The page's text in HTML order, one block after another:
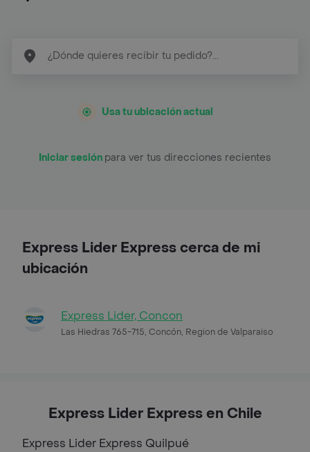
Usa tu ubicación actual
Iniciar sesión para ver tus direcciones recientes
Express Lider Express cerca de mi
ubicación
Express Lider, Concon
Las Hiedras 765-715, Concón, Region de Valparaiso
Express Lider Express en Chile
Express Lider Express Quilpué